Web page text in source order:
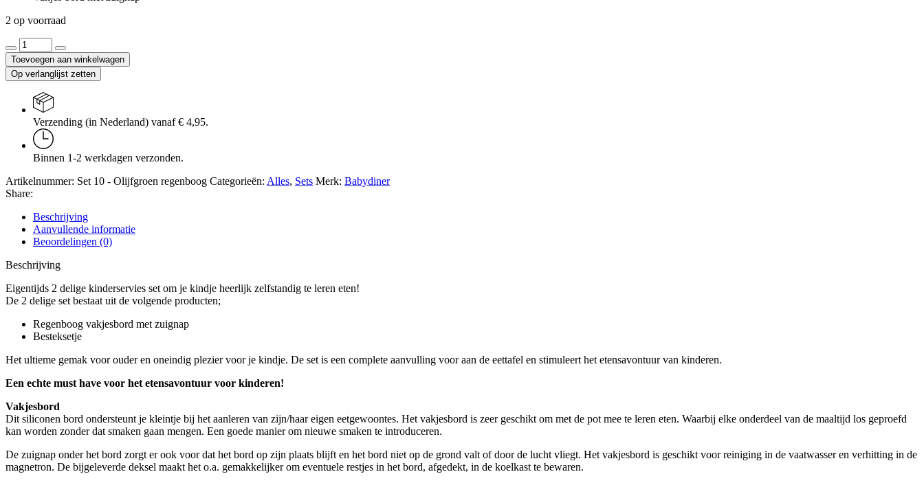
2 op voorraad
2
Delige
Set
Olijfgroen
Regenboog
aantal
Toevoegen aan winkelwagen
Op verlanglijst zetten
Verzending (in Nederland) vanaf € 4,95.
Binnen 1-2 werkdagen verzonden.
Artikelnummer: Set 10 - Olijfgroen regenboog Categorieën: Alles, Sets Merk: Babydiner
Share:
Beschrijving
Aanvullende informatie
Beoordelingen (0)
Beschrijving
Eigentijds 2 delige kinderservies set om je kindje heerlijk zelfstandig te leren eten!
De 2 delige set bestaat uit de volgende producten;
Regenboog vakjesbord met zuignap
Besteksetje
Het ultieme gemak voor ouder en oneindig plezier voor je kindje. De set is een complete aanvulling voor aan de eettafel en stimuleert het etensavontuur van kinderen.
Een echte must have voor het etensavontuur voor kinderen!
Vakjesbord
Dit siliconen bord ondersteunt je kleintje bij het aanleren van zijn/haar eigen eetgewoontes. Het vakjesbord is zeer geschikt om met de pot mee te leren eten. Waarbij elke onderdeel van de maaltijd los geproefd
kan worden zonder dat smaken gaan mengen. Een goede manier om nieuwe smaken te introduceren.
De zuignap onder het bord zorgt er ook voor dat het bord op zijn plaats blijft en het bord niet op de grond valt of door de lucht vliegt. Het vakjesbord is geschikt voor reiniging in de vaatwasser en verhitting in de
magnetron. De bijgeleverde deksel maakt het o.a. gemakkelijker om eventuele restjes in het bord, afgedekt, in de koelkast te bewaren.